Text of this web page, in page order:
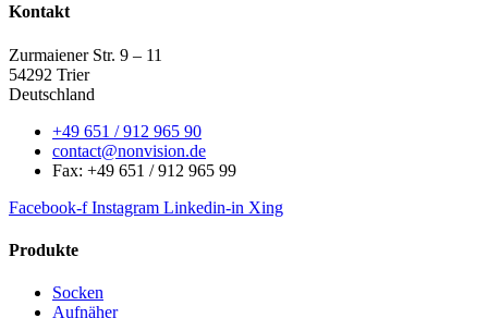
Kontakt
Zurmaiener Str. 9 – 11
54292 Trier
Deutschland
+49 651 / 912 965 90
contact@nonvision.de
Fax: +49 651 / 912 965 99
Facebook-f Instagram Linkedin-in Xing
Produkte
Socken
Aufnäher